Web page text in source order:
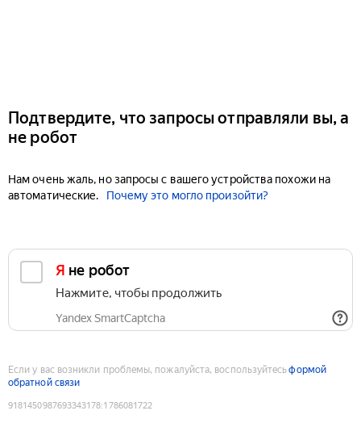
Подтвердите, что запросы отправляли вы, а
не робот
Нам очень жаль, но запросы с вашего устройства похожи на
автоматические.
Почему это могло произойти?
Я не робот
Нажмите, чтобы продолжить
Yandex SmartCaptcha
Если у вас возникли проблемы, пожалуйста, воспользуйтесьформой
обратной связи
9181450987693343178:1786081722